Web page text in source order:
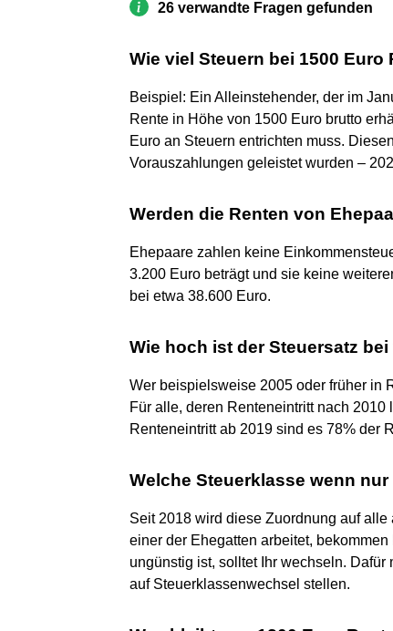
26 verwandte Fragen gefunden
Wie viel Steuern bei 1500 Euro
Beispiel: Ein Alleinstehender, der im
Rente in Höhe von 1500 Euro brutto
Euro an Steuern entrichten muss.
Vorauszahlungen geleistet wurden –
Werden die Renten von
Ehepaare zahlen keine
3.200 Euro beträgt und sie keine
bei etwa 38.600 Euro.
Wie hoch ist der Steuersatz
Wer beispielsweise 2005 oder früher in
Für alle, deren Renteneintritt nach
Renteneintritt ab 2019 sind es 78% der
Welche Steuerklasse wenn
Seit 2018 wird diese Zuordnung auf
einer der Ehegatten arbeitet,
ungünstig ist, solltet Ihr wechseln.
auf Steuerklassenwechsel stellen.